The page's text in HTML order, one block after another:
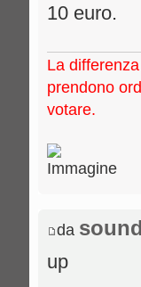
10 euro.
La
prendono
votare.
da
up